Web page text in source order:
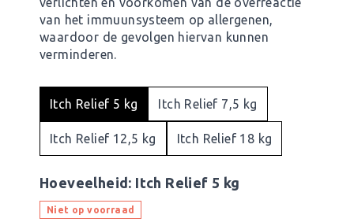
van het immuunsysteem op allergenen,
waardoor de gevolgen hiervan kunnen
verminderen.
Itch Relief 5 kg Itch Relief 7,5 kg
Itch Relief 12,5 kg Itch Relief 18 kg
Hoeveelheid: Itch Relief 5 kg
Niet op voorraad